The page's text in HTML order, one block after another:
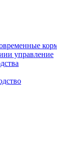
управление